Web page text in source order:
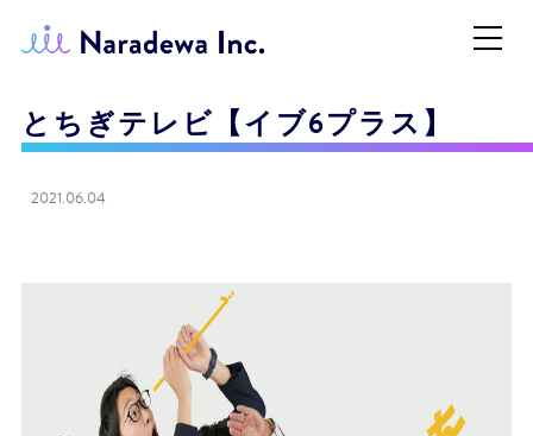
とちぎテレビ【イブ6プラス】
2021.06.04